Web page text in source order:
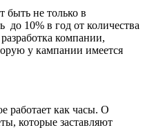
быть не только в
до 10% в год от количества
компании,
у кампании имеется
работает как часы. О
которые заставляют